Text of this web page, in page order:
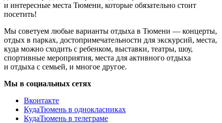
и интересные места Тюмени, которые обязательно стоит
посетить!
Мы советуем любые варианты отдыха в Тюмени — концерты,
отдых в парках, достопримечательности для экскурсий, места,
куда можно сходить с ребенком, выставки, театры, шоу,
спортивные мероприятия, места для активного отдыха
и отдыха с семьей, и многое другое.
Мы в социальных сетях
Вконтакте
КудаТюмень в однокласниках
КудаТюмень в телеграме